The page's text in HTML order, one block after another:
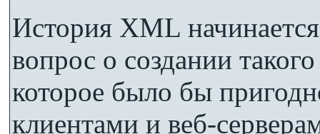
История XML
вопрос о создании
которое было бы
клиентами и веб-